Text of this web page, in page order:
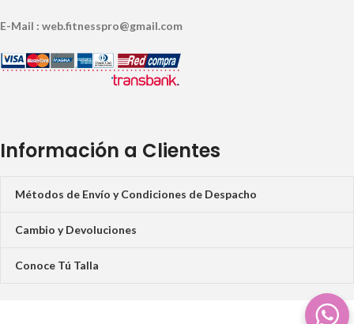
E-Mail : web.fitnesspro@gmail.com
Información a Clientes
Métodos de Envío y Condiciones de Despacho
Cambio y Devoluciones
Conoce Tú Talla